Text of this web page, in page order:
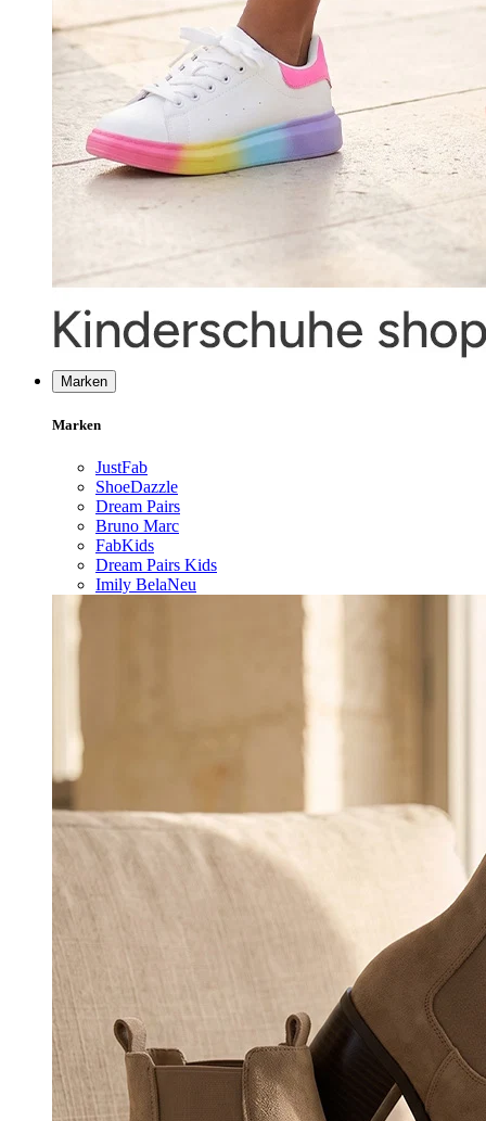
Marken
Marken
JustFab
ShoeDazzle
Dream Pairs
Bruno Marc
FabKids
Dream Pairs Kids
Imily BelaNeu